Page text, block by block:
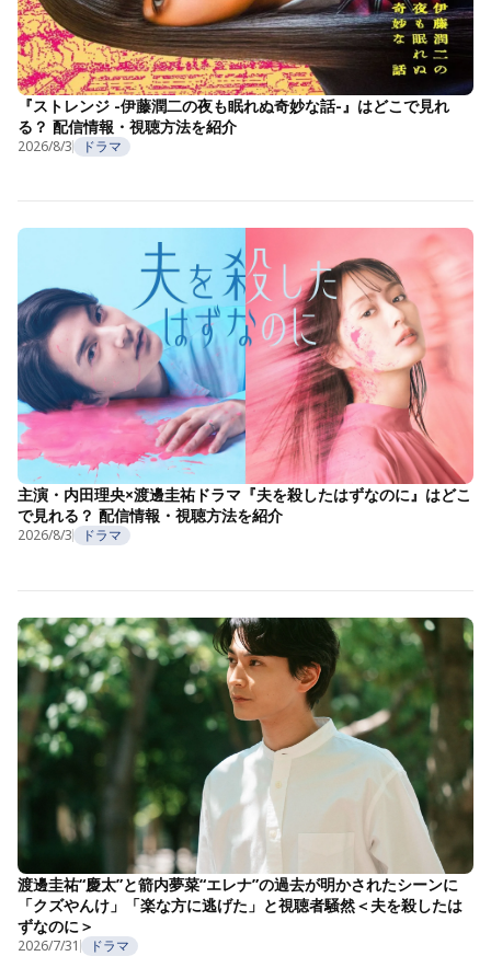
『ストレンジ -伊藤潤二の夜も眠れぬ奇妙な話-』はどこで見れ
る？ 配信情報・視聴方法を紹介
2026/8/3 ドラマ
主演・内田理央×渡邊圭祐ドラマ『夫を殺したはずなのに』はどこ
で見れる？ 配信情報・視聴方法を紹介
2026/8/3 ドラマ
渡邊圭祐“慶太”と箭内夢菜“エレナ”の過去が明かされたシーンに
「クズやんけ」「楽な方に逃げた」と視聴者騒然＜夫を殺したは
ずなのに＞
2026/7/31 ドラマ